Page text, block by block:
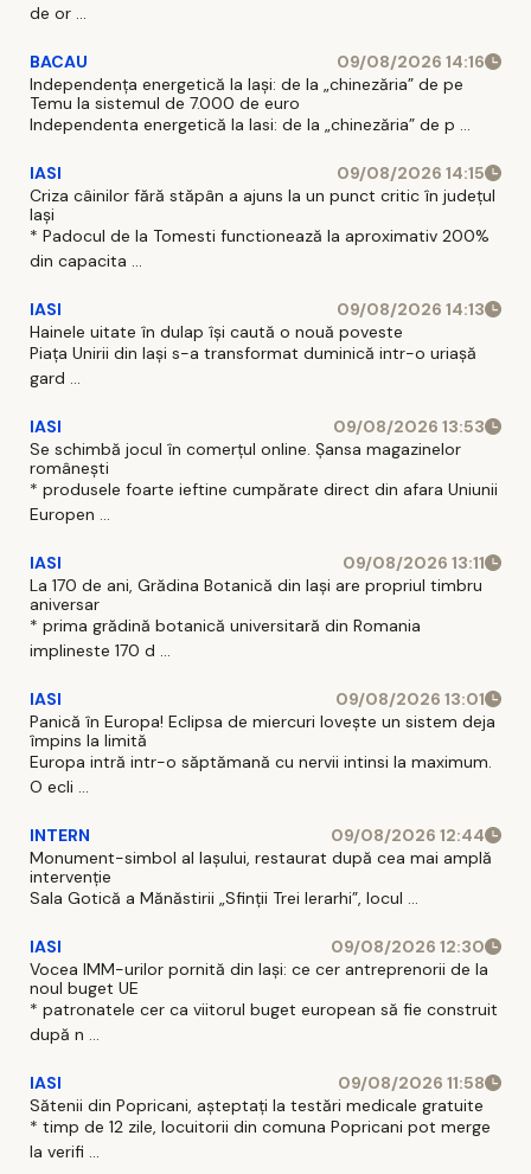
de or ...
BACAU
09/08/2026 14:16
Independența energetică la Iași: de la „chinezăria” de pe
Temu la sistemul de 7.000 de euro
Independenta energetică la Iasi: de la „chinezăria” de p ...
IASI
09/08/2026 14:15
Criza câinilor fără stăpân a ajuns la un punct critic în județul
Iași
* Padocul de la Tomesti functionează la aproximativ 200%
din capacita ...
IASI
09/08/2026 14:13
Hainele uitate în dulap îşi caută o nouă poveste
Piaţa Unirii din Iaşi s-a transformat duminică intr-o uriaşă
gard ...
IASI
09/08/2026 13:53
Se schimbă jocul în comerțul online. Șansa magazinelor
românești
* produsele foarte ieftine cumpărate direct din afara Uniunii
Europen ...
IASI
09/08/2026 13:11
La 170 de ani, Grădina Botanică din Iași are propriul timbru
aniversar
* prima grădină botanică universitară din Romania
implineste 170 d ...
IASI
09/08/2026 13:01
Panică în Europa! Eclipsa de miercuri lovește un sistem deja
împins la limită
Europa intră intr-o săptămană cu nervii intinsi la maximum.
O ecli ...
INTERN
09/08/2026 12:44
Monument-simbol al Iaşului, restaurat după cea mai amplă
intervenţie
Sala Gotică a Mănăstirii „Sfinţii Trei Ierarhi”, locul ...
IASI
09/08/2026 12:30
Vocea IMM-urilor pornită din Iași: ce cer antreprenorii de la
noul buget UE
* patronatele cer ca viitorul buget european să fie construit
după n ...
IASI
09/08/2026 11:58
Sătenii din Popricani, așteptați la testări medicale gratuite
* timp de 12 zile, locuitorii din comuna Popricani pot merge
la verifi ...